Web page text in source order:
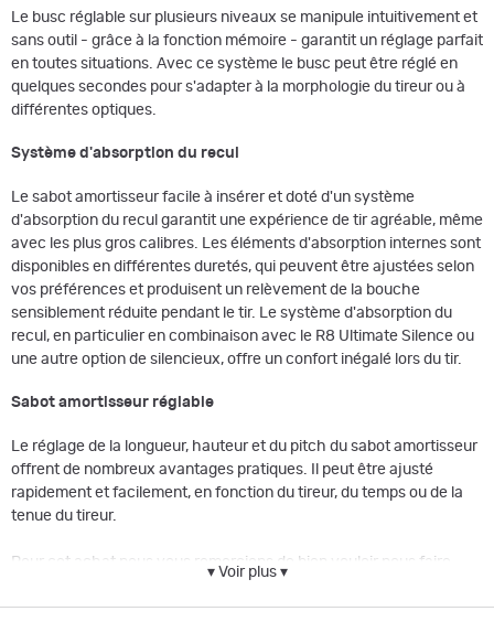
Le busc réglable sur plusieurs niveaux se manipule intuitivement et
sans outil - grâce à la fonction mémoire - garantit un réglage parfait
en toutes situations. Avec ce système le busc peut être réglé en
quelques secondes pour s'adapter à la morphologie du tireur ou à
différentes optiques.
Système d'absorption du recul
Le sabot amortisseur facile à insérer et doté d'un système
d'absorption du recul garantit une expérience de tir agréable, même
avec les plus gros calibres. Les éléments d'absorption internes sont
disponibles en différentes duretés, qui peuvent être ajustées selon
vos préférences et produisent un relèvement de la bouche
sensiblement réduite pendant le tir. Le système d'absorption du
recul, en particulier en combinaison avec le R8 Ultimate Silence ou
une autre option de silencieux, offre un confort inégalé lors du tir.
Sabot amortisseur réglable
Le réglage de la longueur, hauteur et du pitch du sabot amortisseur
offrent de nombreux avantages pratiques. Il peut être ajusté
rapidement et facilement, en fonction du tireur, du temps ou de la
tenue du tireur.
Pour cet achat nous vous remercions de bien vouloir nous faire
les éléments obligatoires listés ci-dessous.
▾ Voir plus ▾